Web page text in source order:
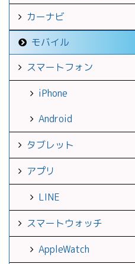
カーナビ
モバイル
スマートフォン
iPhone
Android
タブレット
アプリ
LINE
スマートウォッチ
AppleWatch